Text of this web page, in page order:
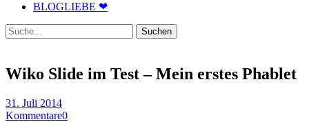
BLOGLIEBE ❤
Suche
Wiko Slide im Test – Mein erstes Phablet
31. Juli 2014
Kommentare0